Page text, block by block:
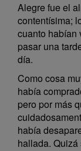
Alegre fue el
contentísima;
cuanto habían
pasar una
día.
Como cosa
había
pero por más
había
hallada.